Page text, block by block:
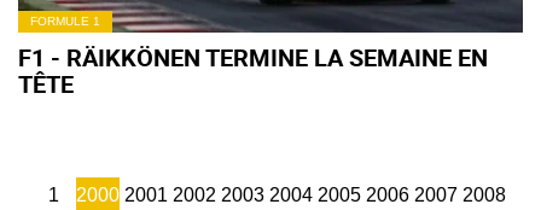
FORMULE 1
F1 - RÄIKKÖNEN TERMINE LA SEMAINE EN
TÊTE
1 2000 2001 2002 2003 2004 2005 2006 2007 2008